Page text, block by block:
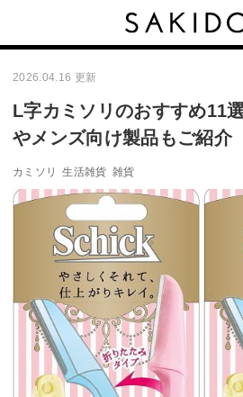
2026.04.16 更新
L字カミソリのおすすめ11
やメンズ向け製品もご紹介
カミソリ 生活雑貨 雑貨